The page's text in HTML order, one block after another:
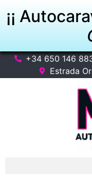
¡¡
+34 650 146
Estrada